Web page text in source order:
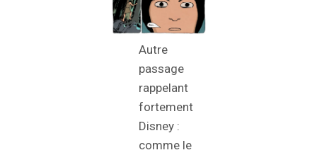
Autre
passage
rappelant
fortement
Disney :
comme le